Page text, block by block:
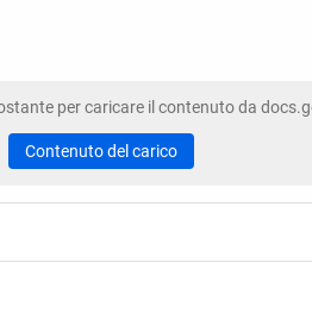
per caricare il contenuto da
Contenuto del carico